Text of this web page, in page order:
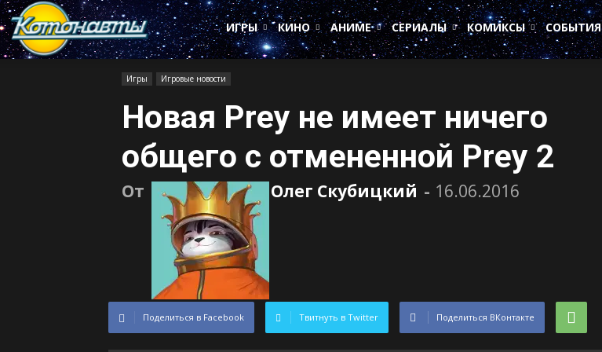
Котонавты
ИГРЫ
КИНО АНИМЕ СЕРИАЛЫ КОМИКСЫ СОБЫТИЯ
Игры Игровые новости
Новая Prey не имеет ничего
общего с отмененной Prey 2
От Олег Скубицкий - 16.06.2016
Поделиться в Facebook Твитнуть в Twitter Поделиться ВКонтакте